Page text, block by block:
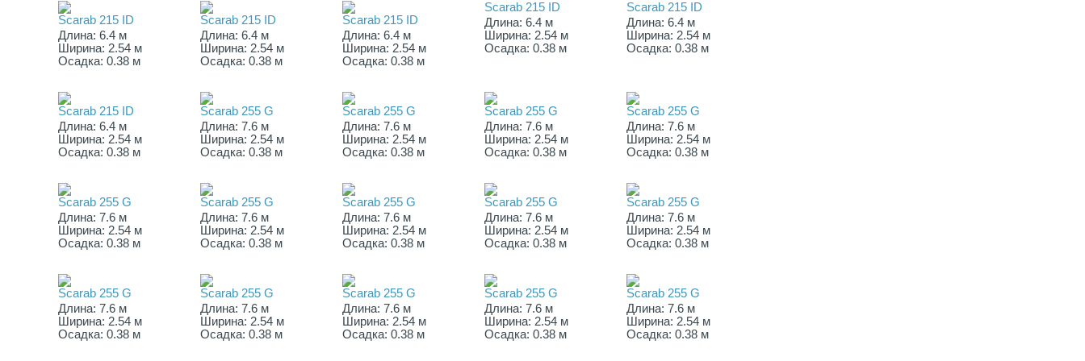
Scarab 215 ID
Длина: 6.4 м
Ширина: 2.54 м
Осадка: 0.38 м
Scarab 215 ID
Длина: 6.4 м
Ширина: 2.54 м
Осадка: 0.38 м
Scarab 215 ID
Длина: 6.4 м
Ширина: 2.54 м
Осадка: 0.38 м
Scarab 215 ID
Длина: 6.4 м
Ширина: 2.54 м
Осадка: 0.38 м
Scarab 215 ID
Длина: 6.4 м
Ширина: 2.54 м
Осадка: 0.38 м
Scarab 215 ID
Длина: 6.4 м
Ширина: 2.54 м
Осадка: 0.38 м
Scarab 255 G
Длина: 7.6 м
Ширина: 2.54 м
Осадка: 0.38 м
Scarab 255 G
Длина: 7.6 м
Ширина: 2.54 м
Осадка: 0.38 м
Scarab 255 G
Длина: 7.6 м
Ширина: 2.54 м
Осадка: 0.38 м
Scarab 255 G
Длина: 7.6 м
Ширина: 2.54 м
Осадка: 0.38 м
Scarab 255 G
Длина: 7.6 м
Ширина: 2.54 м
Осадка: 0.38 м
Scarab 255 G
Длина: 7.6 м
Ширина: 2.54 м
Осадка: 0.38 м
Scarab 255 G
Длина: 7.6 м
Ширина: 2.54 м
Осадка: 0.38 м
Scarab 255 G
Длина: 7.6 м
Ширина: 2.54 м
Осадка: 0.38 м
Scarab 255 G
Длина: 7.6 м
Ширина: 2.54 м
Осадка: 0.38 м
Scarab 255 G
Длина: 7.6 м
Ширина: 2.54 м
Осадка: 0.38 м
Scarab 255 G
Длина: 7.6 м
Ширина: 2.54 м
Осадка: 0.38 м
Scarab 255 G
Длина: 7.6 м
Ширина: 2.54 м
Осадка: 0.38 м
Scarab 255 G
Длина: 7.6 м
Ширина: 2.54 м
Осадка: 0.38 м
Scarab 255 G
Длина: 7.6 м
Ширина: 2.54 м
Осадка: 0.38 м